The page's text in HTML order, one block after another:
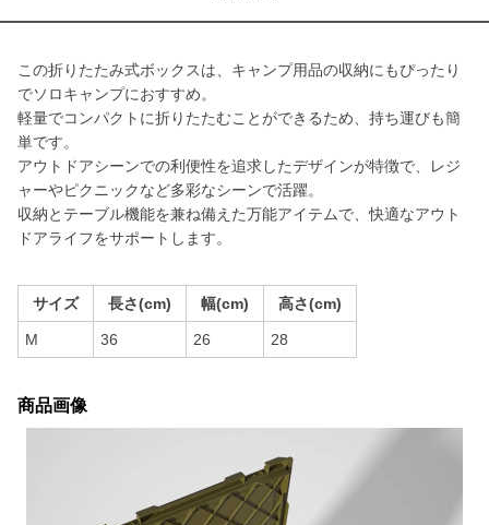
この折りたたみ式ボックスは、キャンプ用品の収納にもぴったり
でソロキャンプにおすすめ。
軽量でコンパクトに折りたたむことができるため、持ち運びも簡
単です。
アウトドアシーンでの利便性を追求したデザインが特徴で、レジ
ャーやピクニックなど多彩なシーンで活躍。
収納とテーブル機能を兼ね備えた万能アイテムで、快適なアウト
ドアライフをサポートします。
サイズ 長さ(cm) 幅(cm) 高さ(cm)
M 36 26 28
商品画像